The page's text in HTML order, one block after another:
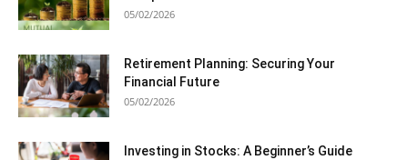
05/02/2026
Retirement Planning: Securing Your
Financial Future
05/02/2026
Investing in Stocks: A Beginner’s Guide